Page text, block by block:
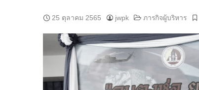
25 ตุลาคม 2565 jwpk ภารกิจผู้บริหาร